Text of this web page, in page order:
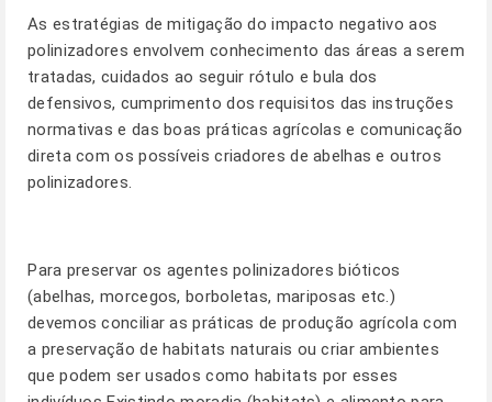
As estratégias de mitigação do impacto negativo aos
polinizadores envolvem conhecimento das áreas a serem
tratadas, cuidados ao seguir rótulo e bula dos
defensivos, cumprimento dos requisitos das instruções
normativas e das boas práticas agrícolas e comunicação
direta com os possíveis criadores de abelhas e outros
polinizadores.
Para preservar os agentes polinizadores bióticos
(abelhas, morcegos, borboletas, mariposas etc.)
devemos conciliar as práticas de produção agrícola com
a preservação de habitats naturais ou criar ambientes
que podem ser usados como habitats por esses